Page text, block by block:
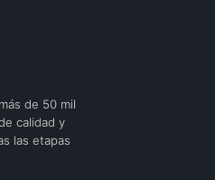
de 50 mil
calidad y
las etapas